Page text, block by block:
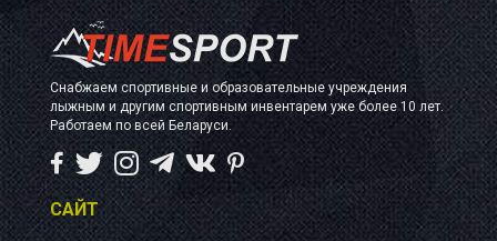
Снабжаем спортивные и образовательные учреждения
лыжным и другим спортивным инвентарем уже более 10 лет.
Работаем по всей Беларуси.
САЙТ